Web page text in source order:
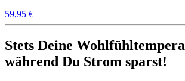
59,95 €
Stets Deine
während Du Strom sparst!